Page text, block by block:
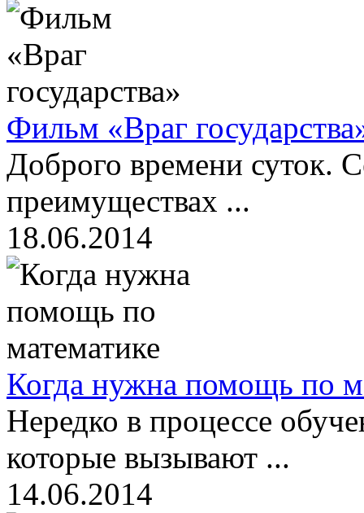
Фильм «Враг
Доброго времени суток.
преимуществах ...
18.06.2014
Когда нужна помощь по
Нередко в процессе
которые вызывают ...
14.06.2014